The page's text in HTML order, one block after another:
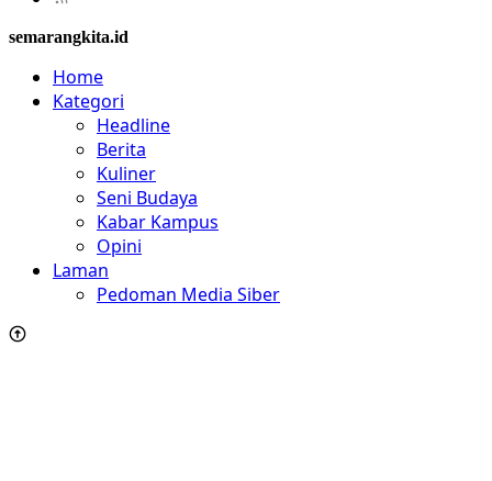
semarangkita.id
Home
Kategori
Headline
Berita
Kuliner
Seni Budaya
Kabar Kampus
Opini
Laman
Pedoman Media Siber